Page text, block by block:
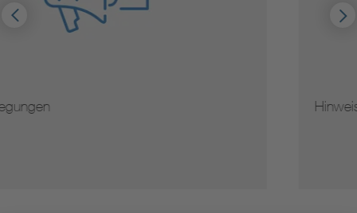
Hinweise zur Vervielfältigung von Normen